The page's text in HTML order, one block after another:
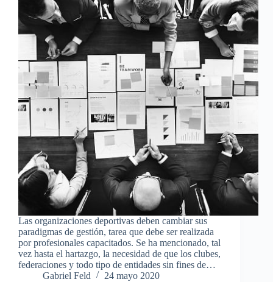
Las organizaciones deportivas deben cambiar sus
paradigmas de gestión, tarea que debe ser realizada
por profesionales capacitados. Se ha mencionado, tal
vez hasta el hartazgo, la necesidad de que los clubes,
federaciones y todo tipo de entidades sin fines de…
Gabriel Feld
24 mayo 2020